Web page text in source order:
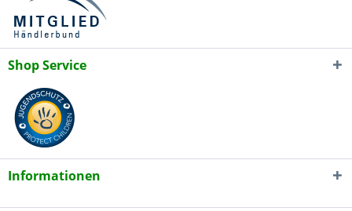
Shop Service
Informationen